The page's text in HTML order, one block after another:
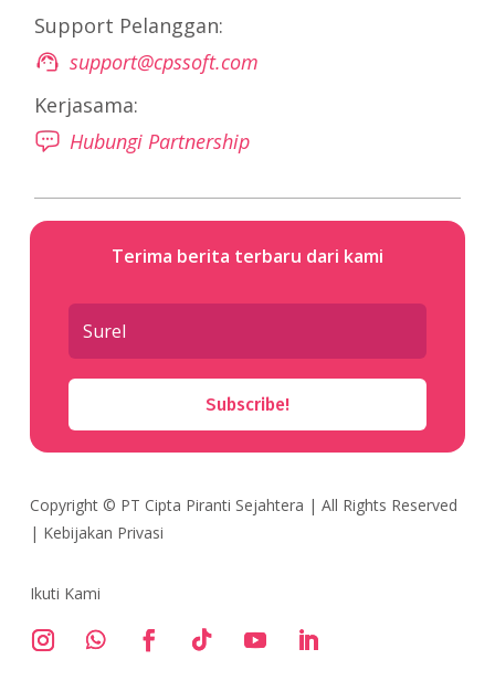
Support Pelanggan:
support@cpssoft.com
Kerjasama:
Hubungi Partnership
Terima berita terbaru dari kami
Subscribe!
Copyright © PT Cipta Piranti Sejahtera | All Rights Reserved
| Kebijakan Privasi
Ikuti Kami